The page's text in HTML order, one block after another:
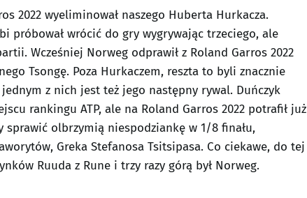
2022 wyeliminował naszego Huberta Hurkacza.
próbował wrócić do gry wygrywając trzeciego, ale
Wcześniej Norweg odprawił z Roland Garros 2022
Tsongę. Poza Hurkaczem, reszta to byli znacznie
z nich jest też jego następny rywal. Duńczyk
rankingu ATP, ale na Roland Garros 2022 potrafił już
sprawić olbrzymią niespodziankę w 1/8 finału,
Greka Stefanosa Tsitsipasa. Co ciekawe, do tej
Ruuda z Rune i trzy razy górą był Norweg.